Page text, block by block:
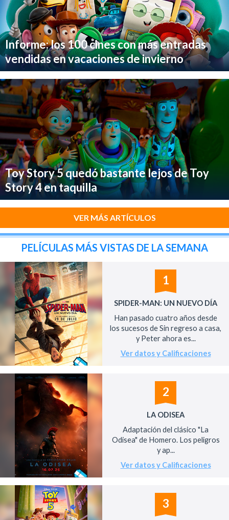
Informe: los 100 cines con más entradas
vendidas en vacaciones de invierno
Toy Story 5 quedó bastante lejos de Toy
Story 4 en taquilla
VER MÁS ARTÍCULOS
PELÍCULAS MÁS VISTAS DE LA SEMANA
1
SPIDER-MAN: UN NUEVO DÍA
Han pasado cuatro años desde
los sucesos de Sin regreso a casa,
y Peter ahora es...
Ver datos y Calificaciones
2
LA ODISEA
Adaptación del clásico "La
Odisea" de Homero. Los peligros
y ap...
Ver datos y Calificaciones
3